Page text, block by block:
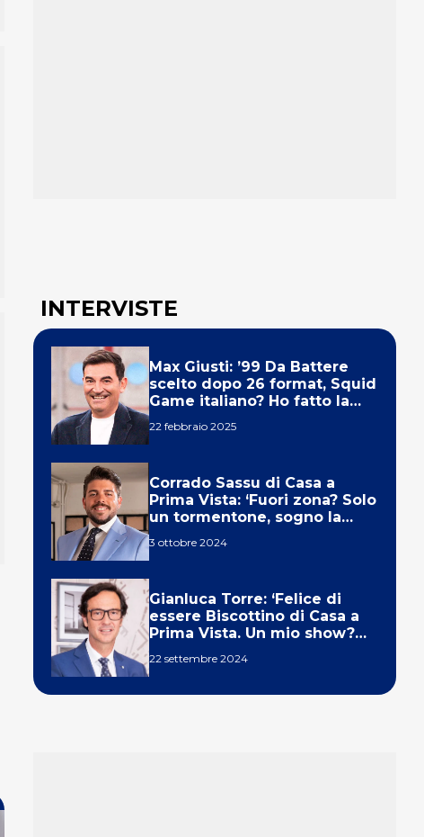
INTERVISTE
Max Giusti: ’99 Da Battere
scelto dopo 26 format, Squid
Game italiano? Ho fatto la
22 febbraio 2025
Corrado Sassu di Casa a
Prima Vista: ‘Fuori zona? Solo
un tormentone, sogno la
3 ottobre 2024
Gianluca Torre: ‘Felice di
essere Biscottino di Casa a
Prima Vista. Un mio show?
22 settembre 2024